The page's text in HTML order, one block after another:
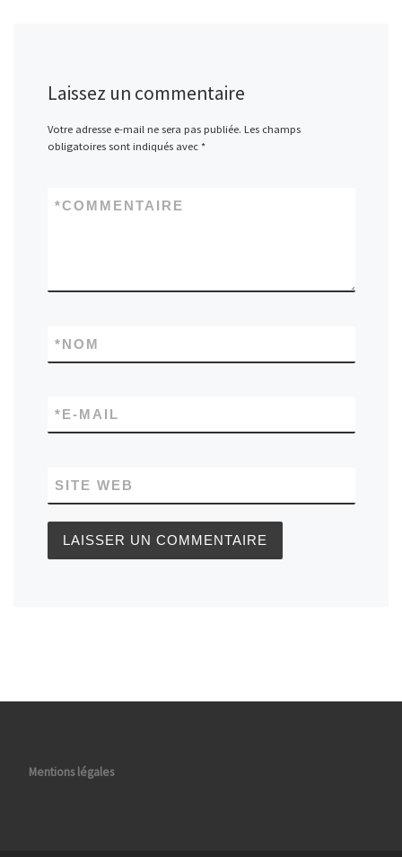
Laissez un commentaire
Votre adresse e-mail ne sera pas publiée. Les champs
obligatoires sont indiqués avec *
COMMENTAIRE
*
NOM
*
E-MAIL
*
SITE WEB
Mentions légales